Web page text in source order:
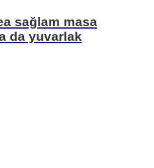
sağlam masa
da yuvarlak